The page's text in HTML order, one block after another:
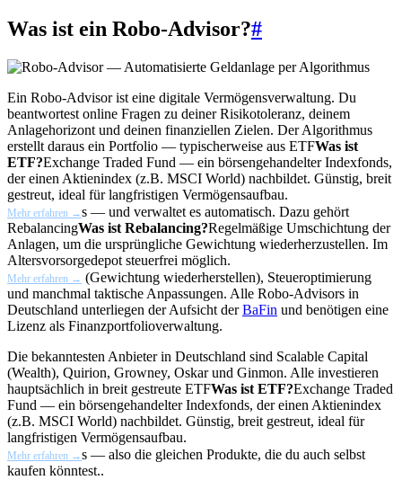
Was ist ein Robo-Advisor?#
Ein Robo-Advisor ist eine digitale Vermögensverwaltung. Du
beantwortest online Fragen zu deiner Risikotoleranz, deinem
Anlagehorizont und deinen finanziellen Zielen. Der Algorithmus
erstellt daraus ein Portfolio — typischerweise aus ETFWas ist
ETF?Exchange Traded Fund — ein börsengehandelter Indexfonds,
der einen Aktienindex (z.B. MSCI World) nachbildet. Günstig, breit
gestreut, ideal für langfristigen Vermögensaufbau.
Mehr erfahren →s — und verwaltet es automatisch. Dazu gehört
RebalancingWas ist Rebalancing?Regelmäßige Umschichtung der
Anlagen, um die ursprüngliche Gewichtung wiederherzustellen. Im
Altersvorsorgedepot steuerfrei möglich.
Mehr erfahren → (Gewichtung wiederherstellen), Steueroptimierung
und manchmal taktische Anpassungen. Alle Robo-Advisors in
Deutschland unterliegen der Aufsicht derBaFin und benötigen eine
Lizenz als Finanzportfolioverwaltung.
Die bekanntesten Anbieter in Deutschland sind Scalable Capital
(Wealth), Quirion, Growney, Oskar und Ginmon. Alle investieren
hauptsächlich in breit gestreute ETFWas ist ETF?Exchange Traded
Fund — ein börsengehandelter Indexfonds, der einen Aktienindex
(z.B. MSCI World) nachbildet. Günstig, breit gestreut, ideal für
langfristigen Vermögensaufbau.
Mehr erfahren →s — also die gleichen Produkte, die du auch selbst
kaufen könntest..